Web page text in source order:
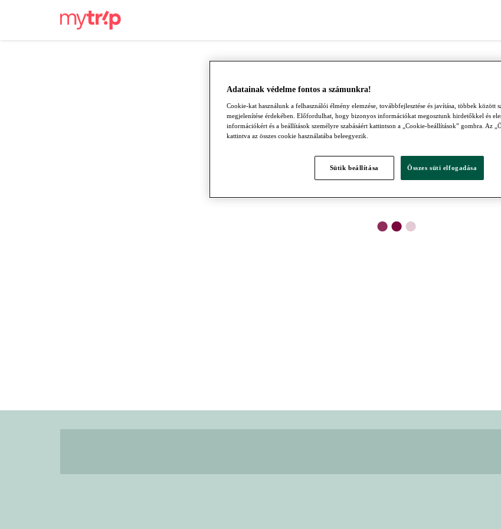
●●●
Adatainak védelme fontos a számunkra!
Cookie-kat használunk a felhasználói élmény elemzése, továbbfejlesztése és javítása, többek között
megjelenítése érdekében. Előfordulhat, hogy bizonyos információkat megosztunk hirdetőkkel és
információkért és a beállítások személyre szabásáért kattintson a „Cookie-beállítások” gombra. Az
kattintva az összes cookie használatába beleegyezik.
Sütik beállítása Összes süti elfogadása